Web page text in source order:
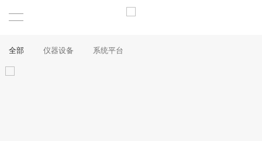
全部 仪器设备 系统平台